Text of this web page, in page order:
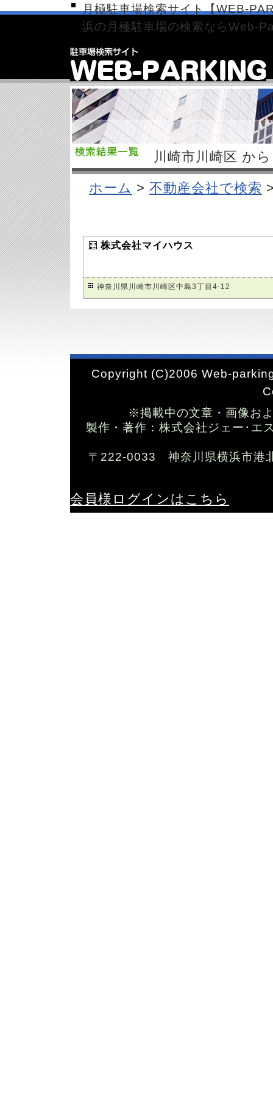
月極駐車場検索サイト【WEB-
浜の月極駐車場の検索ならWeb-
川崎市川崎区 か
ホーム > 不動産会社で検索
株式会社マイハウス
神奈川県川崎市川崎区中島3丁目4-12
Copyright (C)2006 Web-
※掲載中の文章・画像お
製作・著作：株式会社ジェー･
〒222-0033 神奈川県横浜市港
会員様ログインはこちら